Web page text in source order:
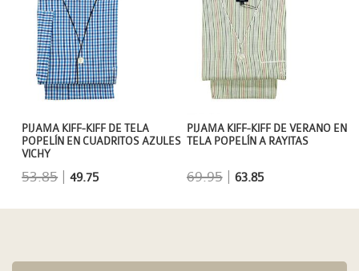
PIJAMA KIFF-KIFF DE VERANO EN
TELA POPELÍN A RAYITAS
69.95| 63.85
PIJAMA KIFF-KIFF DE TELA
POPELÍN EN CUADRITOS AZULES
VICHY
53.85 |49.75